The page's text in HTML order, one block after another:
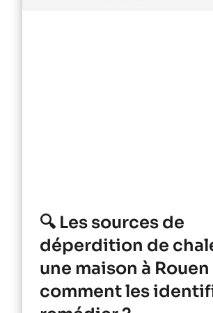
🔍 Les sources de
déperdition de
une maison à Rouen
comment les